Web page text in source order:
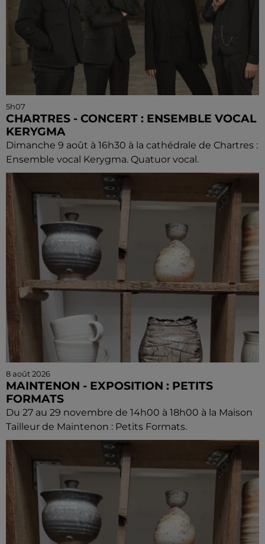
5h07
CHARTRES - CONCERT : ENSEMBLE VOCAL
KERYGMA
Dimanche 9 août à 16h30 à la cathédrale de Chartres :
Ensemble vocal Kerygma. Quatuor vocal.
8 août 2026
MAINTENON - EXPOSITION : PETITS
FORMATS
Du 27 au 29 novembre de 14h00 à 18h00 à la Maison
Tailleur de Maintenon : Petits Formats.